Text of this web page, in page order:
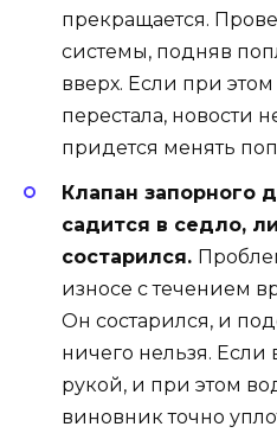
прекращается.
системы, подняв
вверх. Если при
перестала, новости
придется менять
Клапан запорного
садится в седло,
состарился.
износе с течением
Он состарился, и
ничего нельзя.
рукой, и при этом
виновник точно